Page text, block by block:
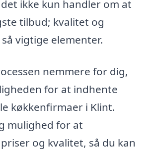
ikke kun handler om at
tilbud; kvalitet og
vigtige elementer.
nemmere for dig,
for at indhente
køkkenfirmaer i Klint.
mulighed for at
og kvalitet, så du kan